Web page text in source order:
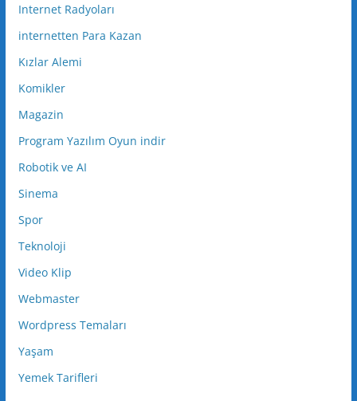
Internet Radyoları
internetten Para Kazan
Kızlar Alemi
Komikler
Magazin
Program Yazılım Oyun indir
Robotik ve AI
Sinema
Spor
Teknoloji
Video Klip
Webmaster
Wordpress Temaları
Yaşam
Yemek Tarifleri